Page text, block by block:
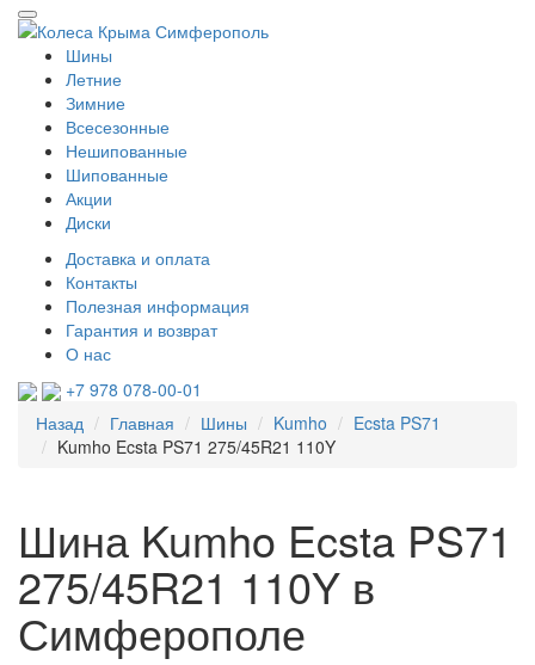
Шины
Летние
Зимние
Всесезонные
Нешипованные
Шипованные
Акции
Диски
Доставка и оплата
Контакты
Полезная информация
Гарантия и возврат
О нас
+7 978 078-00-01
Назад
Главная Шины Kumho
Ecsta PS71
Kumho Ecsta PS71 275/45R21 110Y
Шина Kumho Ecsta PS71
275/45R21 110Y в
Симферополе